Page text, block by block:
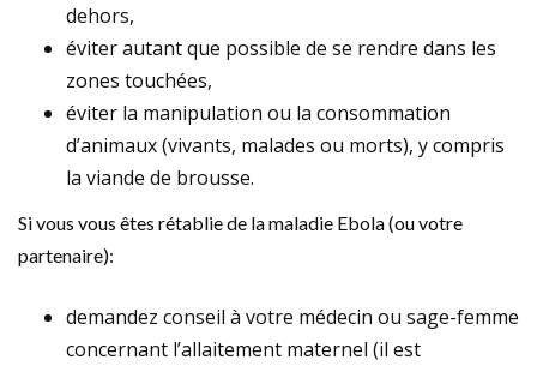
dehors,
éviter autant que possible de se rendre dans les
zones touchées,
éviter la manipulation ou la consommation
d’animaux (vivants, malades ou morts), y compris
la viande de brousse.
Si vous vous êtes rétablie de la maladie Ebola (ou votre
partenaire):
demandez conseil à votre médecin ou sage-femme
concernant l’allaitement maternel (il est